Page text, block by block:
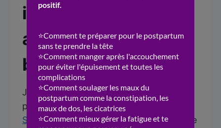
idée de repas post
accouchement : le
bouillon de poulet
Je te partage la recette du bouillon de
poulet, tirée du livre de recettes de
Simon,Bien vivre son quatrième trimestre